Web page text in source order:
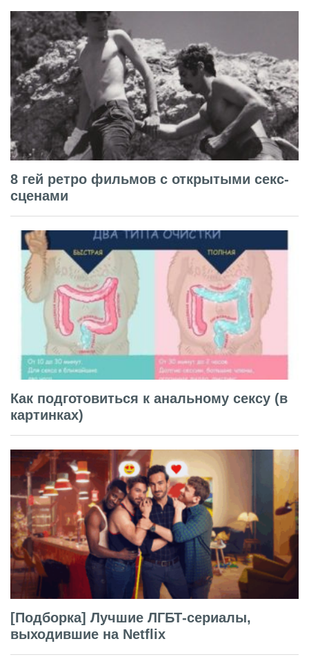
8 гей ретро фильмов с открытыми секс-
сценами
Как подготовиться к анальному сексу (в
картинках)
[Подборка] Лучшие ЛГБТ-сериалы,
выходившие на Netflix